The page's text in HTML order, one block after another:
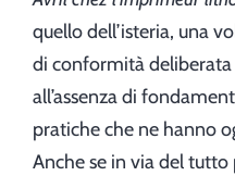
quello dell’isteria, una
di conformità deliberata
all’assenza di
pratiche che ne hanno
Anche se in via del